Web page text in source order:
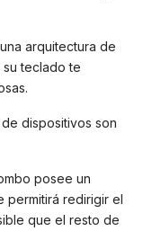
arquitectura de
su teclado te
dispositivos son
posee un
permitirá redirigir el
que el resto de